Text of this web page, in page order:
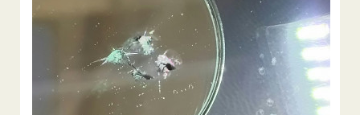
飛び石ひび割れでヒビ先が伸びた場合は？